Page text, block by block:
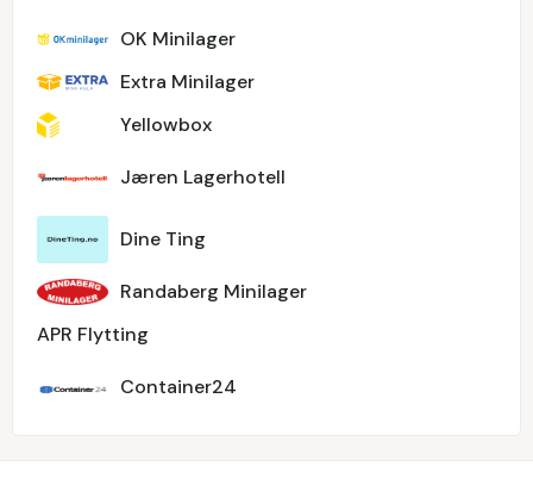
OK Minilager
Extra Minilager
Yellowbox
Jæren Lagerhotell
Dine Ting
Randaberg Minilager
APR Flytting
Container24